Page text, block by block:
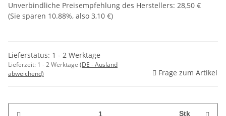
Unverbindliche Preisempfehlung des Herstellers: 28,50 €
(Sie sparen 10.88%, also 3,10 €)
Lieferstatus: 1 - 2 Werktage
Lieferzeit: 1 - 2 Werktage (DE - Ausland
abweichend)
Frage zum Artikel
Stk